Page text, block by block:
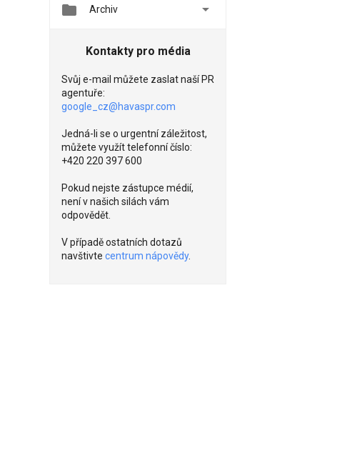
 Archiv 
Kontakty pro média
Svůj e-mail můžete zaslat naší PR
agentuře:
google_cz@havaspr.com
Jedná-li se o urgentní záležitost,
můžete využít telefonní číslo:
+420 220 397 600
Pokud nejste zástupce médií,
není v našich silách vám
odpovědět.
V případě ostatních dotazů
navštivte centrum nápovědy.